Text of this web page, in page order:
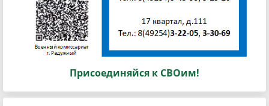
Присоединяйся к СВОим!